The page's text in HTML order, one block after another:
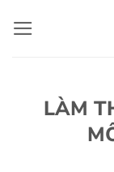
qua
LÀM